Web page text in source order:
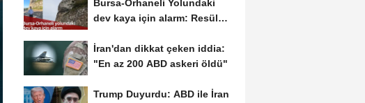
Bursa-Orhaneli Yolundaki
dev kaya için alarm: Resül
İran'dan dikkat çeken iddia:
"En az 200 ABD askeri öldü"
Trump Duyurdu: ABD ile İran